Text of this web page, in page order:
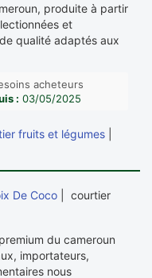
produite à partir
et
qualité adaptés aux
acheteurs
: 03/05/2025
fruits et légumes
De Coco| courtier
du cameroun
importateurs,
nous